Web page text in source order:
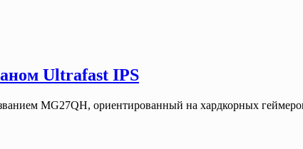
Ultrafast IPS
MG27QH, ориентированный на хардкорных